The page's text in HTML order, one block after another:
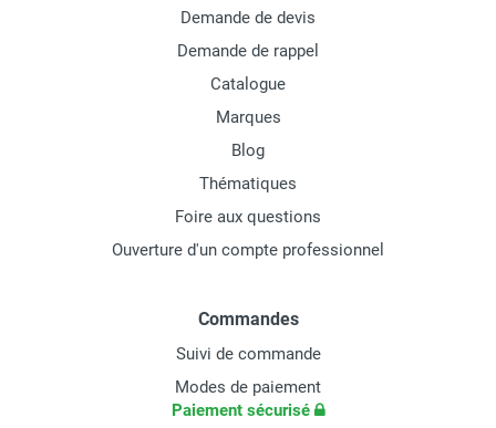
Demande de devis
Demande de rappel
Catalogue
Marques
Blog
Thématiques
Foire aux questions
Ouverture d'un compte professionnel
Commandes
Suivi de commande
Modes de paiement
Paiement sécurisé